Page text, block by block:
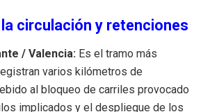
la circulación y retenciones
/ Valencia: Es el tramo más
varios kilómetros de
al bloqueo de carriles provocado
implicados y el despliegue de los